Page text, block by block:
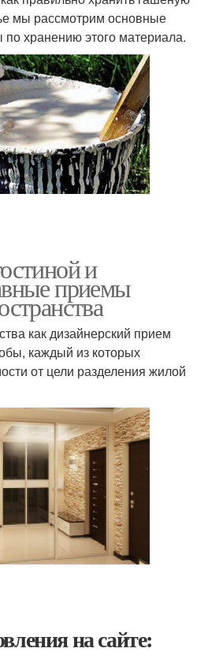
мы рассмотрим основные
хранению этого материала.
и
приемы
как дизайнерский прием
каждый из которых
от цели разделения жилой
на сайте: